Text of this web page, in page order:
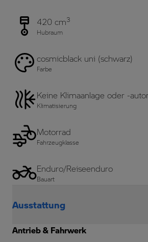
420 cm3
Hubraum
cosmicblack uni (schwarz)
Farbe
Keine Klimaanlage oder -
Klimatisierung
Motorrad
Fahrzeugklasse
Enduro/Reiseenduro
Bauart
Ausstattung
Antrieb & Fahrwerk